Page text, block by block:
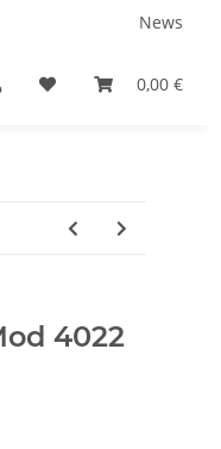
News
0,00 €
4022